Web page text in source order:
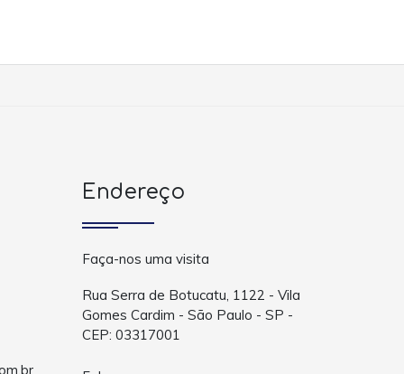
Endereço
Faça-nos uma visita
Rua Serra de Botucatu, 1122 - Vila
Gomes Cardim - São Paulo - SP -
CEP: 03317001